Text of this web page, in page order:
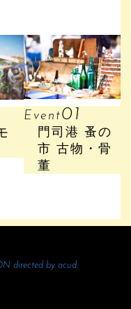
Event01
門司港 蚤の
市 古物・骨
董
directed by acud.